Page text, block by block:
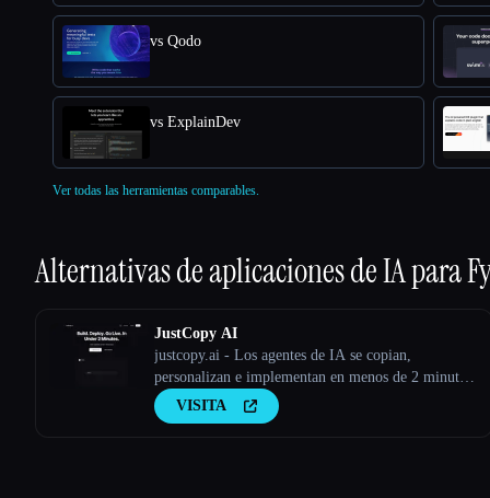
vs Qodo
vs ExplainDev
Ver todas las herramientas comparables.
Alternativas de aplicaciones de IA para
JustCopy AI
justcopy.ai - Los agentes de IA se copian,
personalizan e implementan en menos de 2 minutos
sin ningún tipo de configuración
VISITA